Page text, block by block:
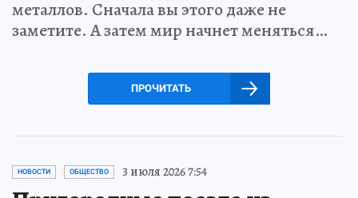
металлов. Сначала вы этого даже не
заметите. А затем мир начнет меняться…
ПРОЧИТАТЬ
НОВОСТИ ОБЩЕСТВО 3 июля 2026 7:54